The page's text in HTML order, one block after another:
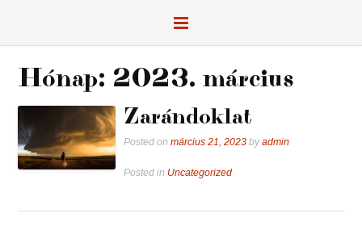
Hónap: 2023. március
Zarándoklat
Posted onmárcius 21, 2023 byadmin
Posted in Uncategorized